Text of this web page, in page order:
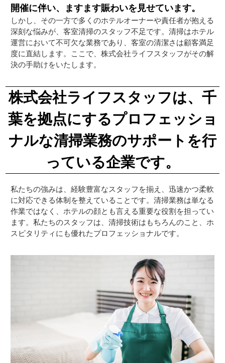
開催に伴い、ますます賑わいを見せています。
しかし、その一方で多くのホテルオーナーや責任者が抱える
深刻な悩みが、客室清掃のスタッフ不足です。清掃はホテル
運営において不可欠な業務であり、客室の清潔さは顧客満足
度に直結します。ここで、株式会社ライフスタッフがその解
決の手助けをいたします。
株式会社ライフスタッフは、千
葉を拠点にするプロフェッショ
ナルな清掃業務のサポートを行
っている企業です。
私たちの強みは、経験豊富なスタッフを揃え、迅速かつ柔軟
に対応できる体制を整えていることです。清掃業務は単なる
作業ではなく、ホテルの顔とも言える重要な役割を担ってい
ます。私たちのスタッフは、清掃技術はもちろんのこと、ホ
スピタリティにも優れたプロフェッショナルです。